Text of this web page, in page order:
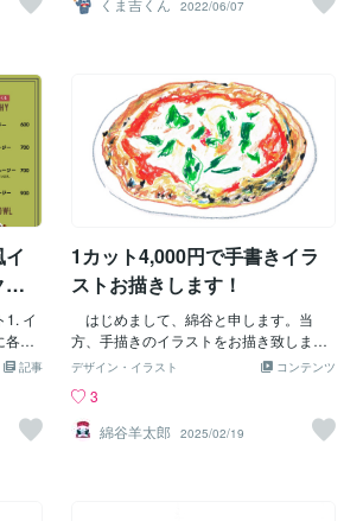
f Tuna ですらありません。どうやらメニ
や合えたソースなどはwith / and などで表
すようですが、of などはあまりつかわず
なるだけ省略して表記する様です。私の
みたいな日本人の感覚としては 〇○of
△△ 「△△の〇○」と書きたくなります
が……それでは長ったらしい印象を受け
る文化のようですね。焼いた fried揚げ
容詞的に名詞に繋げて表記します。から
揚げ Deep Fried Chicken のような形が
多いようですね。前述の刺身 Sashimi
は流石に世界的にも通じる様ですが、
日本文化を一切しらない方には詳しい説
明が要る気もしますね。Sashimi is sliced
dip it in soy sauce.刺身は(うすく)切った
生の魚です。(私たち日本人は)刺身をわ
さびと一緒に醤油につけて食べます。こ
くま吉くん
2022/06/07
メ
1. イ
各ド
ルイ
め
象を
的に
記事
1カット4,000円で手書きイラ
ストお描きします！
はじめまして、綿谷と申します。当
方、手描きのイラストをお描き致しま
す。クレヨンやサインペン、絵具、色鉛
をアップさせていただきますので、もし
お気に召しましたら、お気軽にご相談く
コンテンツ
デザイン・イラスト
3
綿谷羊太郎
2025/02/19